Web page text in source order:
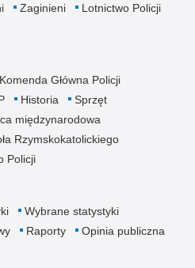
Zaginieni
Lotnictwo Policji
Komenda Główna Policji
Historia
Sprzęt
międzynarodowa
Rzymskokatolickiego
Policji
Wybrane statystyki
Raporty Opinia publiczna